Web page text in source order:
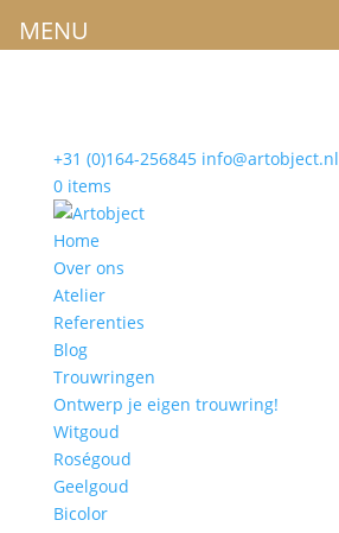
+31 (0)164-256845 info@artobject.nl
0 items
Home
Over ons
Atelier
Referenties
Blog
Trouwringen
Ontwerp je eigen trouwring!
Witgoud
Roségoud
Geelgoud
Bicolor
MENU